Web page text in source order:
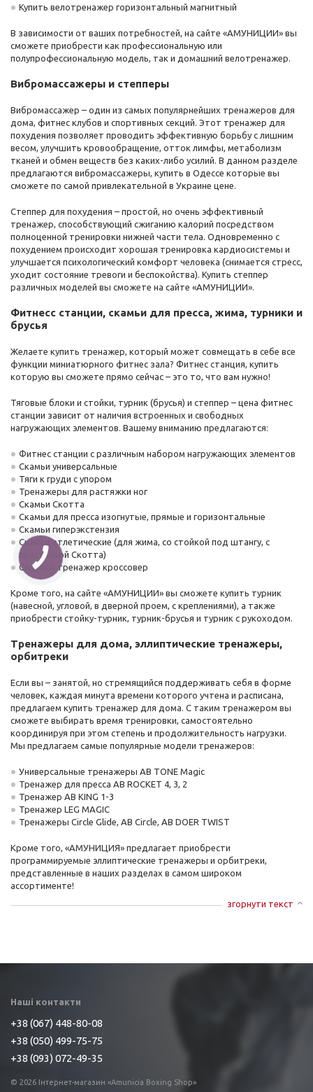
Купить велотренажер горизонтальный магнитный
В зависимости от ваших потребностей, на сайте «АМУНИЦИИ» вы
сможете приобрести как профессиональную или
полупрофессиональную модель, так и домашний велотренажер.
Вибромассажеры и степперы
Вибромассажер – один из самых популярнейших тренажеров для
дома, фитнес клубов и спортивных секций. Этот тренажер для
похудения позволяет проводить эффективную борьбу с лишним
весом, улучшить кровообращение, отток лимфы, метаболизм
тканей и обмен веществ без каких-либо усилий. В данном разделе
предлагаются вибромассажеры, купить в Одессе которые вы
сможете по самой привлекательной в Украине цене.
Степпер для похудения – простой, но очень эффективный
тренажер, способствующий сжиганию калорий посредством
полноценной тренировки нижней части тела. Одновременно с
похудением происходит хорошая тренировка кардиосистемы и
улучшается психологический комфорт человека (снимается стресс,
уходит состояние тревоги и беспокойства). Купить степпер
различных моделей вы сможете на сайте «АМУНИЦИИ».
Фитнесс станции, скамьи для пресса, жима, турники и
брусья
Желаете купить тренажер, который может совмещать в себе все
функции миниатюрного фитнес зала? Фитнес станция, купить
которую вы сможете прямо сейчас – это то, что вам нужно!
Тяговые блоки и стойки, турник (брусья) и степпер – цена фитнес
станции зависит от наличия встроенных и свободных
нагружающих элементов. Вашему вниманию предлагаются:
Фитнес станции с различным набором нагружающих элементов
Скамьи универсальные
Тяги к груди с упором
Тренажеры для растяжки ног
Скамьи Скотта
Скамьи для пресса изогнутые, прямые и горизонтальные
Скамьи гиперэкстензия
Скамьи атлетические (для жима, со стойкой под штангу, с
приставкой Скотта)
Силовой тренажер кроссовер
Кроме того, на сайте «АМУНИЦИИ» вы сможете купить турник
(навесной, угловой, в дверной проем, с креплениями), а также
приобрести стойку-турник, турник-брусья и турник с рукоходом.
Тренажеры для дома, эллиптические тренажеры,
орбитреки
Если вы – занятой, но стремящийся поддерживать себя в форме
человек, каждая минута времени которого учтена и расписана,
предлагаем купить тренажер для дома. С таким тренажером вы
сможете выбирать время тренировки, самостоятельно
координируя при этом степень и продолжительность нагрузки.
Мы предлагаем самые популярные модели тренажеров:
Универсальные тренажеры AB TONE Magic
Тренажер для пресса AB ROCKET 4, 3, 2
Тренажер AB KING 1-3
Тренажер LEG MAGIC
Тренажеры Circle Glide, AB Circle, AB DOER TWIST
Кроме того, «АМУНИЦИЯ» предлагает приобрести
программируемые эллиптические тренажеры и орбитреки,
представленные в наших разделах в самом широком
ассортименте!
згорнути текст
Наші контакти
+38 (067) 448-80-08
+38 (050) 499-75-75
+38 (093) 072-49-35
© 2026 Інтернет-магазин «Amunicia Boxing Shop»